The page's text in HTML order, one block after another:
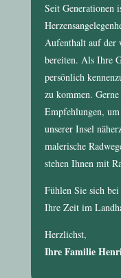
Seit Generationen
Aufenthalt auf der
bereiten. Als Ihre
persönlich
zu kommen.
Empfehlungen,
unserer Insel
malerische
stehen Ihnen mit
Fühlen Sie sich
Ihre Zeit im
Herzlichst,
Ihre Familie